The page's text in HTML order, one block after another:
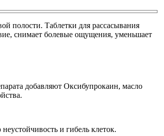
полости. Таблетки для рассасывания
снимает болевые ощущения, уменьшает
добавляют Оксибупрокаин, масло
и гибель клеток.